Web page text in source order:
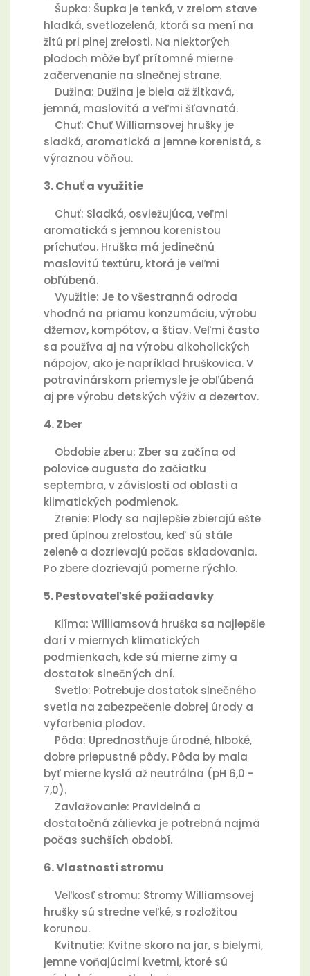
Šupka: Šupka je tenká, v zrelom stave
hladká, svetlozelená, ktorá sa mení na
žltú pri plnej zrelosti. Na niektorých
plodoch môže byť prítomné mierne
začervenanie na slnečnej strane.
Dužina: Dužina je biela až žltkavá,
jemná, maslovitá a veľmi šťavnatá.
Chuť: Chuť Williamsovej hrušky je
sladká, aromatická a jemne korenistá, s
výraznou vôňou.
3. Chuť a využitie
Chuť: Sladká, osviežujúca, veľmi
aromatická s jemnou korenistou
príchuťou. Hruška má jedinečnú
maslovitú textúru, ktorá je veľmi
obľúbená.
Využitie: Je to všestranná odroda
vhodná na priamu konzumáciu, výrobu
džemov, kompótov, a štiav. Veľmi často
sa používa aj na výrobu alkoholických
nápojov, ako je napríklad hruškovica. V
potravinárskom priemysle je obľúbená
aj pre výrobu detských výživ a dezertov.
4. Zber
Obdobie zberu: Zber sa začína od
polovice augusta do začiatku
septembra, v závislosti od oblasti a
klimatických podmienok.
Zrenie: Plody sa najlepšie zbierajú ešte
pred úplnou zrelosťou, keď sú stále
zelené a dozrievajú počas skladovania.
Po zbere dozrievajú pomerne rýchlo.
5. Pestovateľské požiadavky
Klíma: Williamsová hruška sa najlepšie
darí v miernych klimatických
podmienkach, kde sú mierne zimy a
dostatok slnečných dní.
Svetlo: Potrebuje dostatok slnečného
svetla na zabezpečenie dobrej úrody a
vyfarbenia plodov.
Pôda: Uprednostňuje úrodné, hlboké,
dobre priepustné pôdy. Pôda by mala
byť mierne kyslá až neutrálna (pH 6,0 -
7,0).
Zavlažovanie: Pravidelná a
dostatočná zálievka je potrebná najmä
počas suchších období.
6. Vlastnosti stromu
Veľkosť stromu: Stromy Williamsovej
hrušky sú stredne veľké, s rozložitou
korunou.
Kvitnutie: Kvitne skoro na jar, s bielymi,
jemne voňajúcimi kvetmi, ktoré sú